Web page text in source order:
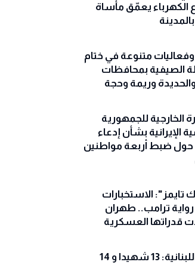
الكهرباء يعمّق مأساة
متنوعة في ختام
الصيفية بمحافظات
وريمة وحجة
الخارجية للجمهورية
الإيرانية بشأن إدعاء
حول ضبط أربعة مواطنين
تايمز": الاستخبارات
ترامب.. طهران
قدراتها العسكرية
الصحة اللبنانية: 13 شهيدا و 14